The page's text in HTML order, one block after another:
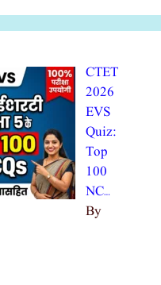
CTET
2026
EVS
Quiz:
Top
100
NC…
By